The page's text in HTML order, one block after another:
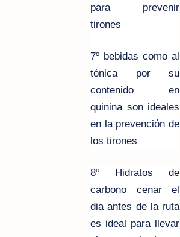
para prevenir
tirones
7º bebidas como al
tónica por su
contenido en
quinina son ideales
en la prevención de
los tirones
8º Hidratos de
carbono cenar el
dia antes de la ruta
es ideal para llevar